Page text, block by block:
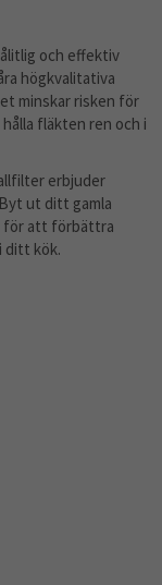
och effektiv
högkvalitativa
minskar risken för
fläkten ren och i
erbjuder
ut ditt gamla
för att förbättra
ditt kök.